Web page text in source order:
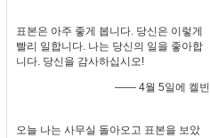
표본은 아주 좋게 봅니다. 당신은 이렇게
빨리 일합니다. 나는 당신의 일을 좋아합
니다. 당신을 감사하십시오!
—— 4월 5일에 켈빈
오늘 나는 사무실 돌아오고 표본을 보았